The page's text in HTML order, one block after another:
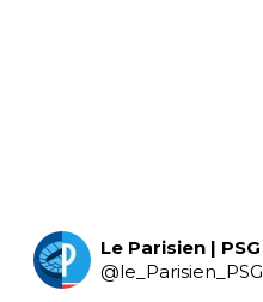
Le Parisien | PSG
@le_Parisien_PSG